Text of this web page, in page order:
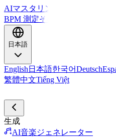
AIマスタリング
BPM 測定その他のツール
日本語
English 日本語한국어Deutsch
繁體中文Tiếng Việt
生成
AI音楽ジェネレーター